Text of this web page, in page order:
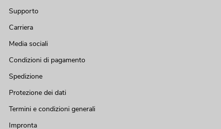
Supporto
Carriera
Media sociali
Condizioni di pagamento
Spedizione
Protezione dei dati
Termini e condizioni generali
Impronta